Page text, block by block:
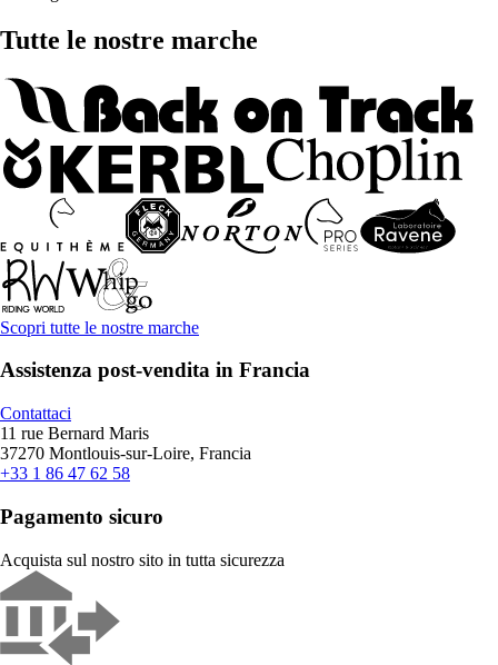
Tutte le nostre marche
Scopri tutte le nostre marche
Assistenza post-vendita in Francia
Contattaci
11 rue Bernard Maris
37270 Montlouis-sur-Loire, Francia
+33 1 86 47 62 58
Pagamento sicuro
Acquista sul nostro sito in tutta sicurezza